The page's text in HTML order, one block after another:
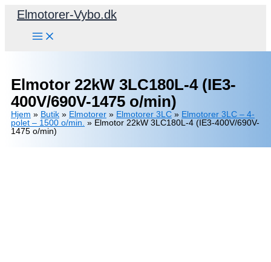
Elmotorer-Vybo.dk
Elmotor 22kW 3LC180L-4 (IE3-
400V/690V-1475 o/min)
Hjem » Butik » Elmotorer » Elmotorer 3LC » Elmotorer 3LC – 4-
polet – 1500 o/min. » Elmotor 22kW 3LC180L-4 (IE3-400V/690V-
1475 o/min)